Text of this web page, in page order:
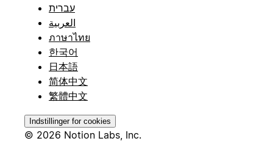
עברית
العربية
ภาษาไทย
한국어
日本語
简体中文
繁體中文
Indstillinger for cookies
© 2026 Notion Labs, Inc.